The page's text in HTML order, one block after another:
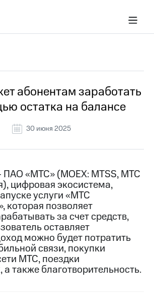
абонентам заработать
остатка на балансе
30 июня 2025
«МТС» (MOEX: MTSS, МТС
цифровая экосистема,
услуги «МТС
которая позволяет
за счет средств,
оставляет
можно будет потратить
связи, покупки
МТС, поездки
а также благотворительность.